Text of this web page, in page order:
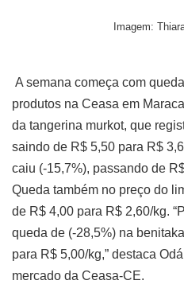
Imagem:
A semana começa com
produtos na Ceasa em
da tangerina murkot, que
saindo de R$ 5,50 para R$
caiu (-15,7%), passando de
Queda também no preço do
de R$ 4,00 para R$ 2,60/kg.
queda de (-28,5%) na
para R$ 5,00/kg,” destaca
mercado da Ceasa-CE.